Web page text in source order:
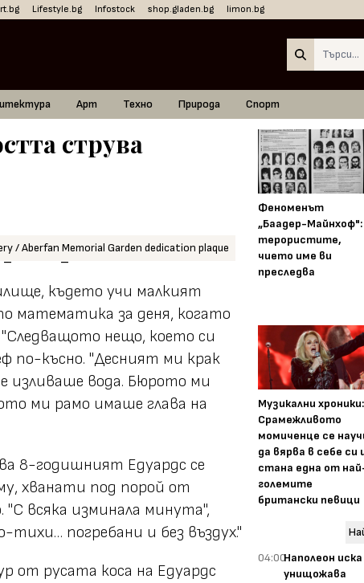
Lifestyle.bg Infostock shop.gladen.bg limon.bg
Арт Техно Природа Спорт
струва
/ Aberfan Memorial Garden dedication plaque
където учи малкият
математика за деня, когато
нещо, което си
по-късно. "Десният ми крак
изливаше вода. Бюрото ми
ми рамо имаше глава на
8-годишният Едуардс се
хванати под порой от
"С всяка изминала минута",
погребани и без въздух."
от русата коса на Едуардс
Феноменът
„Баадер-Майнхоф":
терористите,
чието име ви
преследва
Музикални хроники:
Срамежливото
момиченце се
да вярва в себе си
стана една от
големите
британски певици
04:00Наполеон
унищожава